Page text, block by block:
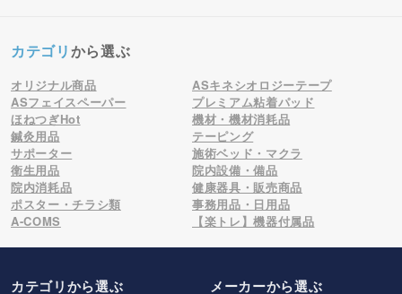
カテゴリから選ぶ
オリジナル商品
ASキネシオロジーテープ
ASフェイスペーパー
プレミアム粘着パッド
ほねつぎHot
機材・機材消耗品
鍼灸用品
テーピング
サポーター
施術ベッド・マクラ
衛生用品
院内設備・備品
院内消耗品
健康器具・販売商品
ポスター・チラシ類
事務用品・日用品
A-COMS
【楽トレ】機器付属品
カテゴリから選ぶ メーカーから選ぶ